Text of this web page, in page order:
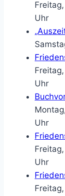
Uhr
Uhr
Uhr
Uhr